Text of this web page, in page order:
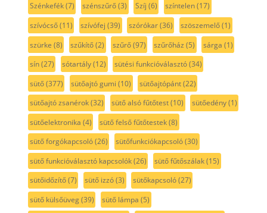
Szénkefék(7) szénszűrő(3) Szíj (6) színtelen(17)
szívócső(11) szívófej (39) szórókar(36) szöszemelő(1)
szürke (8) szűkítő(2) szűrő(97) szűrőház (5) sárga (1)
sín(27) sótartály(12) sütési funkcióválasztó(34)
sütő(377) sütőajtó gumi (10) sütőajtópánt(22)
sütőajtó zsanérok(32) sütő alsó fűtőtest(10) sütőedény(1)
sütőelektronika (4) sütő felső fűtőtestek(8)
sütő forgókapcsoló(26) sütőfunkciókapcsoló(30)
sütő funkcióválasztó kapcsolók(26) sütő fűtőszálak(15)
sütőidőzítő(7) sütő izzó(3) sütőkapcsoló(27)
sütő külsőüveg(39) sütő lámpa (5)